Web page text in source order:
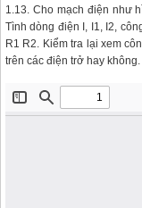
1.13. Cho mạch điện như
Tình dòng điện I, I1, I2,
R1 R2. Kiểm tra lại xem
trên các điện trở hay không.